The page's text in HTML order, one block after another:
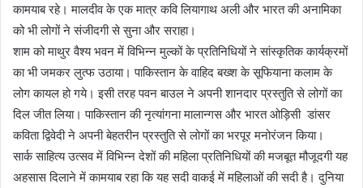
कामयाब रहे। मालदीव के एक मात्र कवि लियागाथ अली और भारत की अनामिका
को भी लोगों ने संजीदगी से सुना और सराहा।
शाम को माथुर वैश्य भवन में विभिन्न मुल्कों के प्रतिनिधियों ने सांस्कृतिक कार्यक्रमों
का भी जमकर लुत्फ उठाया। पाकिस्तान के वाहिद बख्श के सूफियाना कलाम के
लोग कायल हो गये। इसी तरह पवन बाउल ने अपनी शानदार प्रस्तुति से लोगों का
दिल जीत लिया। पाकिस्तान की नृत्यांगना मालान्गस और भारत ओड़िसी डांसर
कविता द्विवेदी ने अपनी बेहतरीन प्रस्तुति से लोगों का भरपूर मनोरंजन किया।
सार्क साहित्य उत्सव में विभिन्न देशों की महिला प्रतिनिधियों की मजबूत मौजूदगी यह
अहसास दिलाने में कामयाब रहा कि यह सदी वाकई में महिलाओं की सदी है। दुनिया